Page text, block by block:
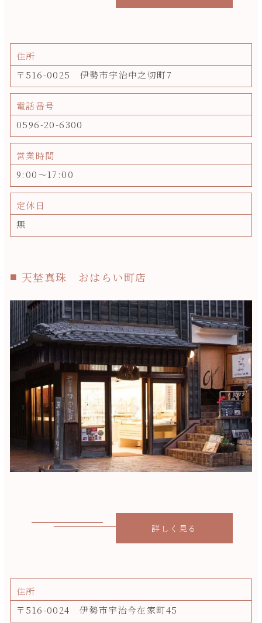
住所
〒516-0025 伊勢市宇治中之切町7
電話番号
0596-20-6300
営業時間
9:00～17:00
定休日
無
天埜真珠 おはらい町店
詳しく見る
住所
〒516-0024 伊勢市宇治今在家町45